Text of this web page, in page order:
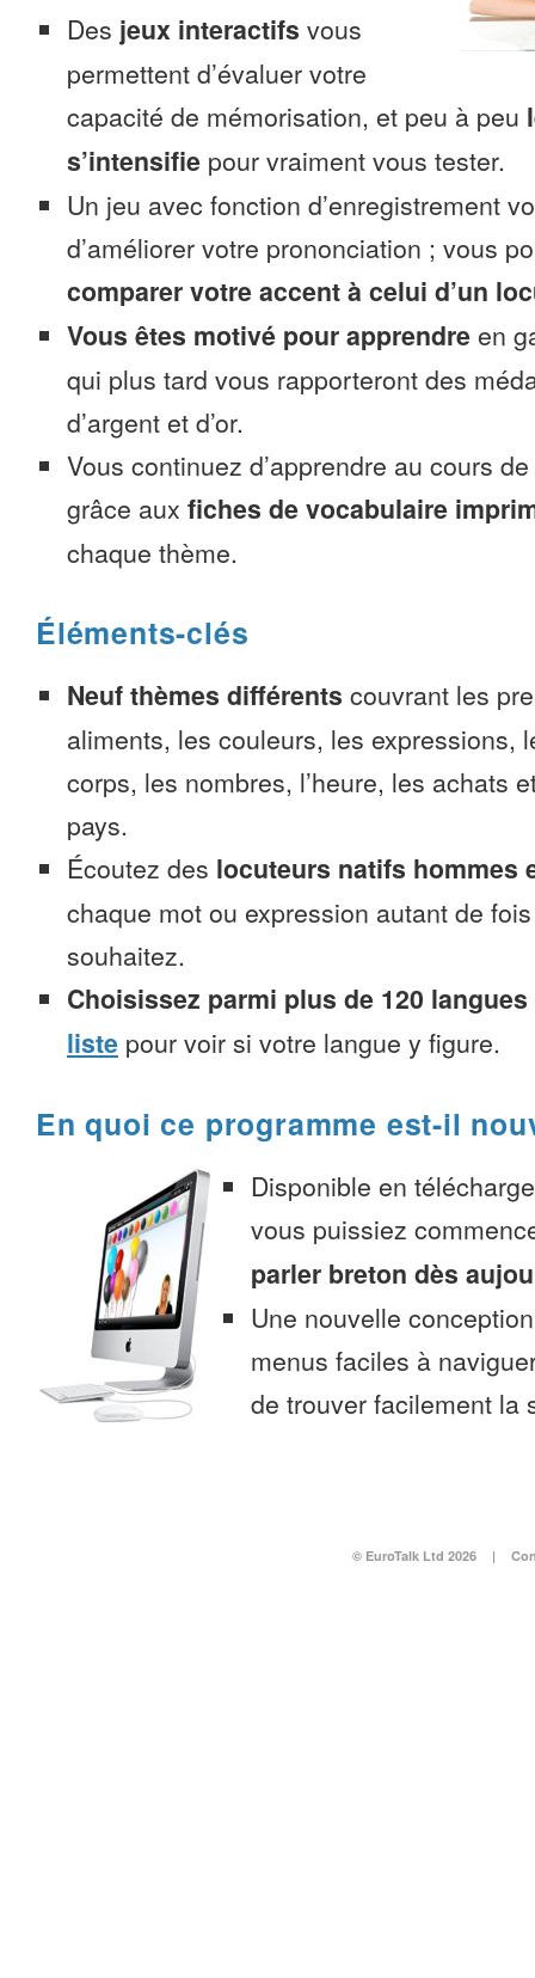
Des jeux interactifs vous
permettent d’évaluer votre
capacité de mémorisation, et peu à peu
s’intensifie pour vraiment vous tester.
Un jeu avec fonction d’enregistrement
d’améliorer votre prononciation ; vous
comparer votre accent à celui d’un
Vous êtes motivé pour apprendre en
qui plus tard vous rapporteront des
d’argent et d’or.
Vous continuez d’apprendre au cours
grâce aux fiches de vocabulaire
chaque thème.
Éléments-clés
Neuf thèmes différents couvrant les
aliments, les couleurs, les expressions,
corps, les nombres, l’heure, les achats
pays.
Écoutez des locuteurs natifs hommes
chaque mot ou expression autant de
souhaitez.
Choisissez parmi plus de 120 langues
liste pour voir si votre langue y figure.
En quoi ce programme est-il
Disponible en
vous puissiez
parler breton dès
Une nouvelle
menus faciles à
de trouver facilement la
© EuroTalk Ltd 2026 |